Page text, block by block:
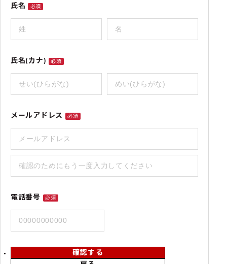
氏名 必須
氏名(カナ) 必須
メールアドレス 必須
電話番号 必須
確認する